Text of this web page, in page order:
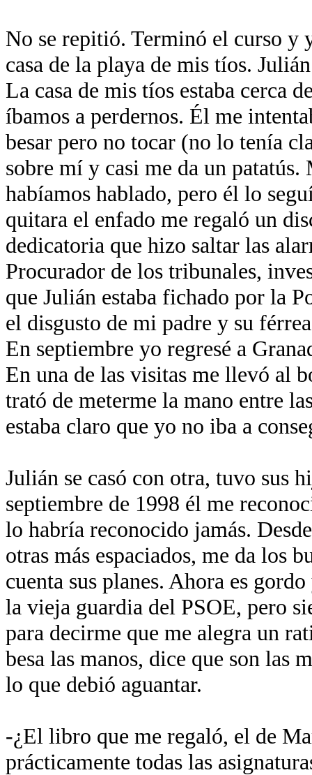
No se repitió. Terminó el curso y
casa de la playa de mis tíos.
La casa de mis tíos estaba cerca
íbamos a perdernos. Él me
besar pero no tocar (no lo tenía
sobre mí y casi me da un
habíamos hablado, pero él lo
quitara el enfado me regaló un
dedicatoria que hizo saltar las
Procurador de los tribunales,
que Julián estaba fichado por la
el disgusto de mi padre y su
En septiembre yo regresé a
En una de las visitas me llevó al
trató de meterme la mano entre
estaba claro que yo no iba a
Julián se casó con otra, tuvo sus
septiembre de 1998 él me
lo habría reconocido jamás.
otras más espaciados, me da los
cuenta sus planes. Ahora es
la vieja guardia del PSOE, pero
para decirme que me alegra un
besa las manos, dice que son las
lo que debió aguantar.
-¿El libro que me regaló, el de
prácticamente todas las